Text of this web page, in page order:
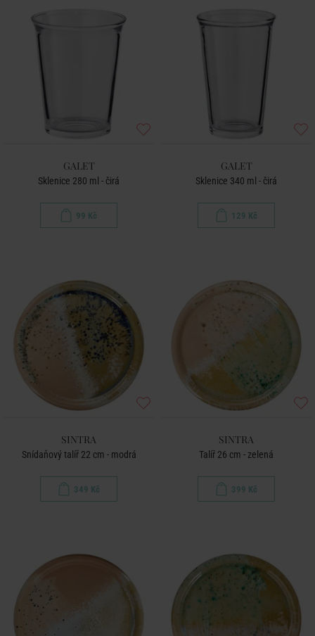
GALET
Sklenice 280 ml - čirá
99 Kč
GALET
Sklenice 340 ml - čirá
129 Kč
SINTRA
Snídaňový talíř 22 cm - modrá
349 Kč
SINTRA
Talíř 26 cm - zelená
399 Kč